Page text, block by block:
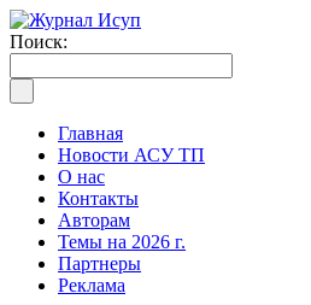
Поиск:
Главная
Новости АСУ ТП
О нас
Контакты
Авторам
Темы на 2026 г.
Партнеры
Реклама